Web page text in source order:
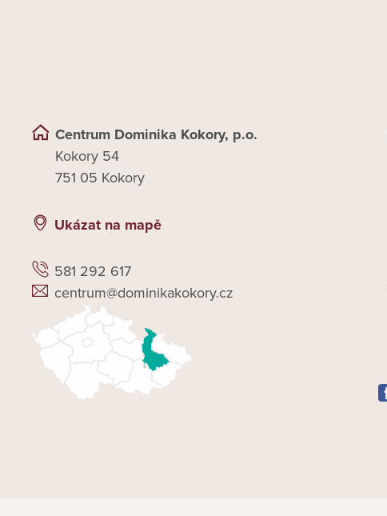
Centrum Dominika Kokory, p.o.
Kokory 54
751 05 Kokory
Ukázat na mapě
581 292 617
centrum@dominikakokory.cz